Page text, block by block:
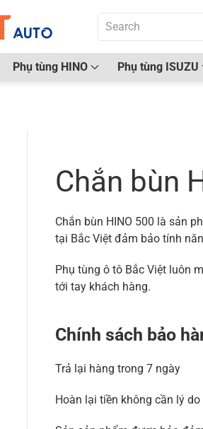
Phụ tùng HINO Phụ tùng ISUZU
Chắn bùn
Chắn bùn HINO 500 là sản
tại Bắc Việt đảm bảo tính
Phụ tùng ô tô Bắc Việt luôn
tới tay khách hàng.
Chính sách bảo
Trả lại hàng trong 7 ngày
Hoàn lại tiền không cần lý do